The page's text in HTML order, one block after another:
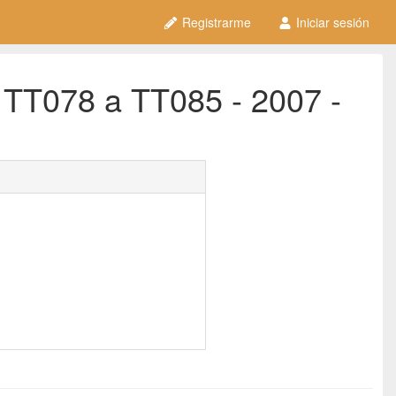
Registrarme Iniciar sesión
a TT085 - 2007 -